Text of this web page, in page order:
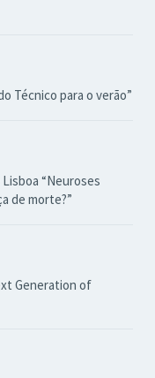
Técnico para o verão”
“Neuroses
de morte?”
Generation of